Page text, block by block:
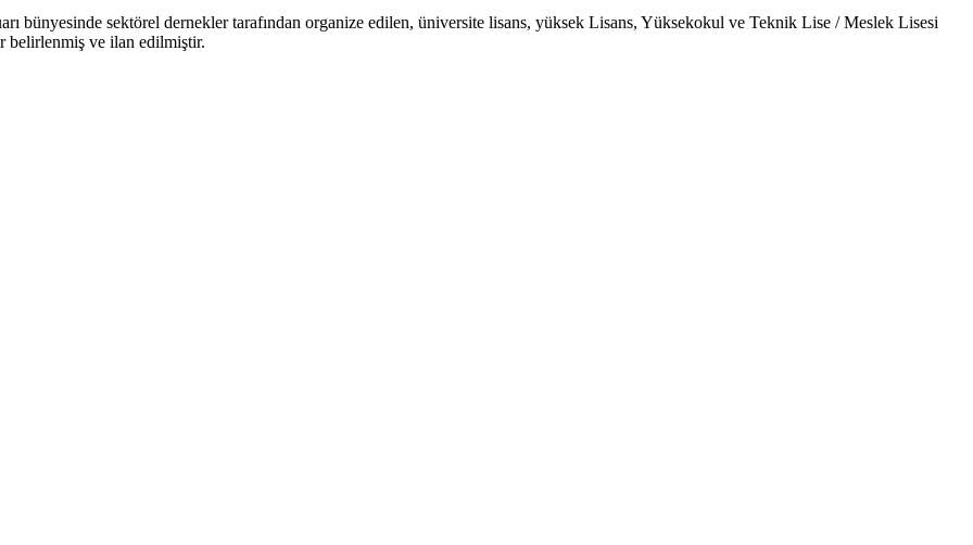
sektörel dernekler tarafından organize edilen, üniversite lisans, yüksek Lisans, Yüksekokul ve Teknik Lise / Meslek Lisesi
belirlenmiş ve ilan edilmiştir.